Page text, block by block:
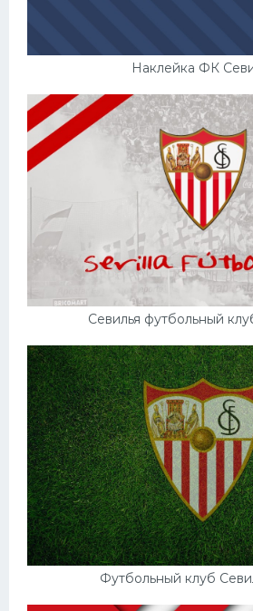
Наклейка ФК
Севилья футбольный
Футбольный клуб